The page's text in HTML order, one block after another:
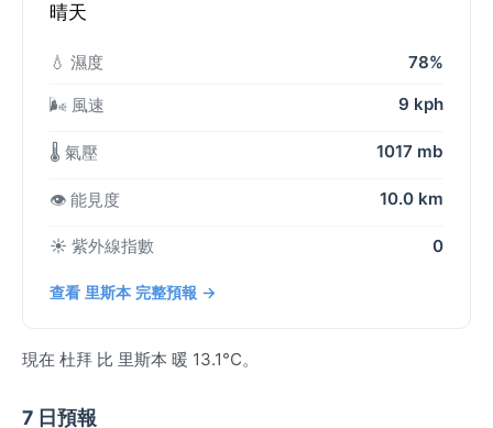
晴天
💧 濕度 78%
🌬️ 風速 9 kph
🌡️ 氣壓 1017 mb
👁️ 能見度 10.0 km
☀️ 紫外線指數 0
查看 里斯本 完整預報 →
現在 杜拜 比 里斯本 暖 13.1°C。
7 日預報